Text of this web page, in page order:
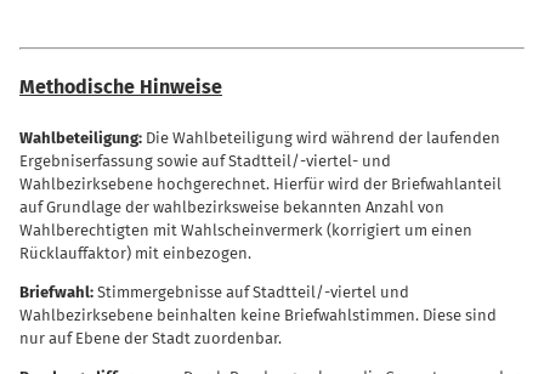
Methodische Hinweise
Wahlbeteiligung: Die Wahlbeteiligung wird während der laufenden
Ergebniserfassung sowie auf Stadtteil/-viertel- und
Wahlbezirksebene hochgerechnet. Hierfür wird der Briefwahlanteil
auf Grundlage der wahlbezirksweise bekannten Anzahl von
Wahlberechtigten mit Wahlscheinvermerk (korrigiert um einen
Rücklauffaktor) mit einbezogen.
Briefwahl: Stimmergebnisse auf Stadtteil/-viertel und
Wahlbezirksebene beinhalten keine Briefwahlstimmen. Diese sind
nur auf Ebene der Stadt zuordenbar.